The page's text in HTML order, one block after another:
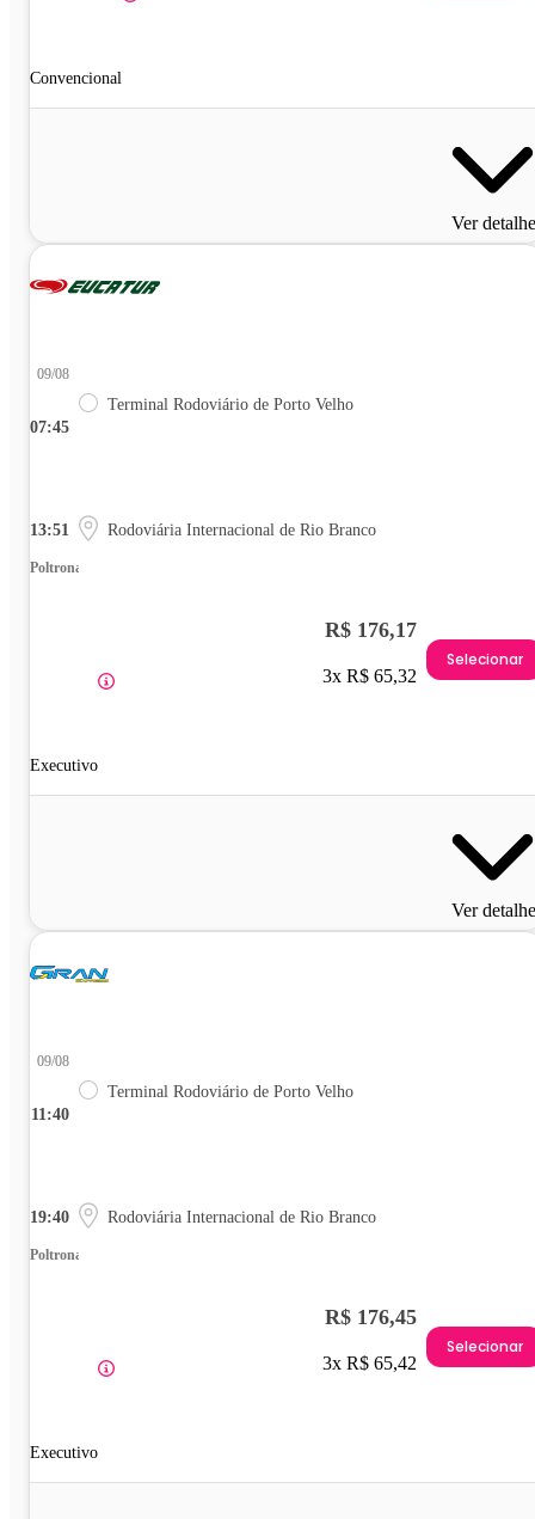
Convencional
Ver
07:45
09/08
Terminal Rodoviário de Porto Velho
13:51 Rodoviária Internacional de Rio Branco
Poltrona
Executivo
R$ 176,17
3x R$ 65,32
Selecionar
Ver
11:40
09/08
Terminal Rodoviário de Porto Velho
19:40 Rodoviária Internacional de Rio Branco
Poltrona
Executivo
R$ 176,45
3x R$ 65,42
Selecionar